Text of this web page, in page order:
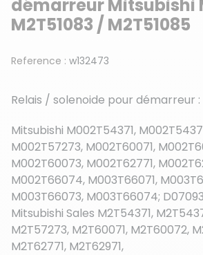
démarreur Mitsubishi
M2T51083 / M2T51085
Reference : w132473
Relais / solenoide pour démarreur :
Mitsubishi M002T54371,
M002T57273, M002T60071,
M002T60073, M002T62771,
M002T66074, M003T66071,
M003T66073, M003T66074;
Mitsubishi Sales M2T54371,
M2T57273, M2T60071, M2T60072,
M2T62771, M2T62971,